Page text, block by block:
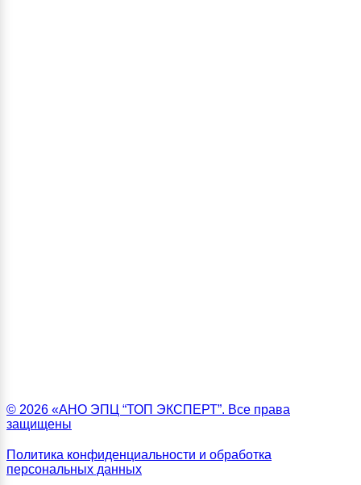
© 2026 «АНО ЭПЦ “ТОП ЭКСПЕРТ”. Все права
защищены
Политика конфиденциальности и обработка
персональных данных